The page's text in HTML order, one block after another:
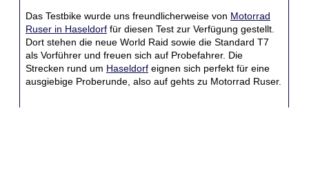
Das Testbike wurde uns freundlicherweise von Motorrad
Ruser in Haseldorf für diesen Test zur Verfügung gestellt.
Dort stehen die neue World Raid sowie die Standard T7
als Vorführer und freuen sich auf Probefahrer. Die
Strecken rund um Haseldorf eignen sich perfekt für eine
ausgiebige Proberunde, also auf gehts zu Motorrad Ruser.